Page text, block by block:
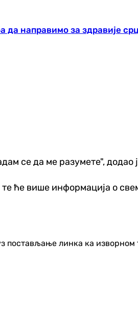
да направимо за здравије
се да ме разумете", додао
ће више информација о
постављање линка ка изворном